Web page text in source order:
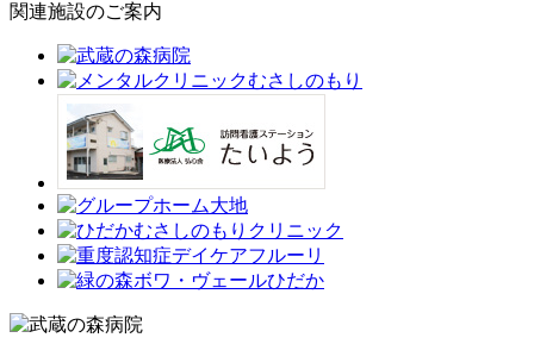
関連施設のご案内